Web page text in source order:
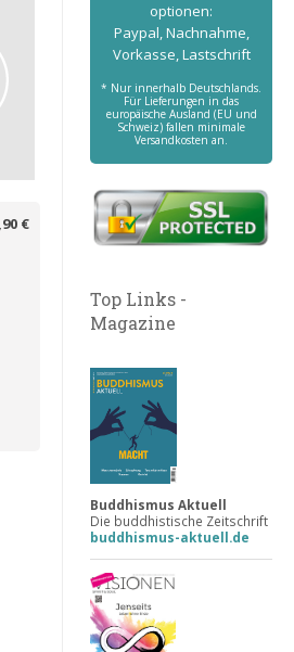
€
optionen:
Paypal, Nachnahme,
Vorkasse, Lastschrift
* Nur innerhalb Deutschlands.
Für Lieferungen in das
europäische Ausland (EU und
Schweiz) fallen minimale
Versandkosten an.
Top Links -
Magazine
Buddhismus Aktuell
Die buddhistische Zeitschrift
buddhismus-aktuell.de